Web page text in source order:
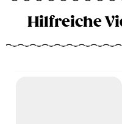
Hilfreiche